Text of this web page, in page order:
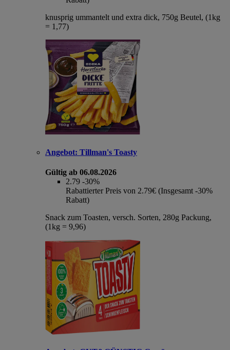
knusprig ummantelt und extra dick, 750g Beutel, (1kg
= 1,77)
Angebot: Tillman's Toasty
Gültig ab 06.08.2026
2.79 -30%
Rabattierter Preis von 2.79€ (Insgesamt -30%
Rabatt)
Snack zum Toasten, versch. Sorten, 280g Packung,
(1kg = 9,96)